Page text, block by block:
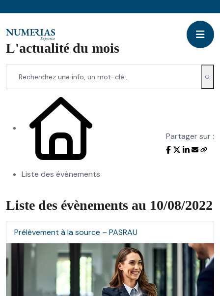
L'actualité du mois
Liste des évènements
Partager sur :
Liste des évènements au 10/08/2022
Prélèvement à la source – PASRAU